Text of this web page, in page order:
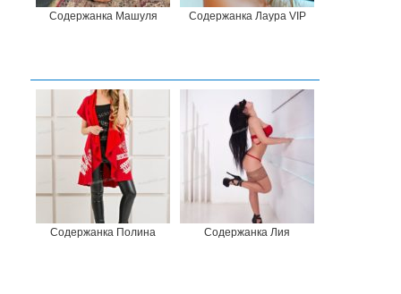
Содержанка Машуля Содержанка Лаура VIP
Содержанка Полина Содержанка Лия